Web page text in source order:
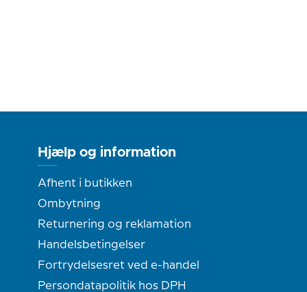
Hjælp og information
Afhent i butikken
Ombytning
Returnering og reklamation
Handelsbetingelser
Fortrydelsesret ved e-handel
Persondatapolitik hos DPH